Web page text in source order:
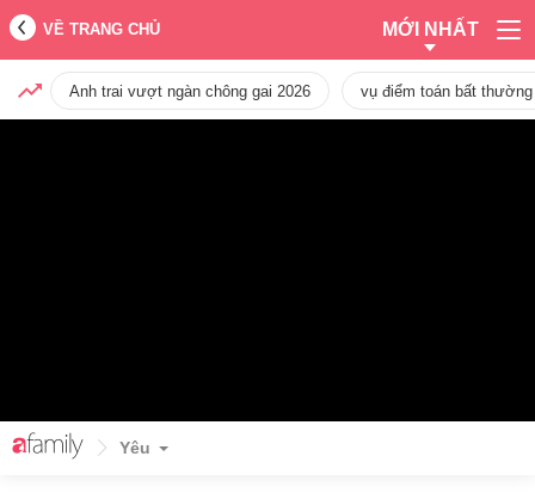
VỀ TRANG CHỦ MỚI NHẤT
Anh trai vượt ngàn chông gai 2026 vụ điểm toán bất
Yêu